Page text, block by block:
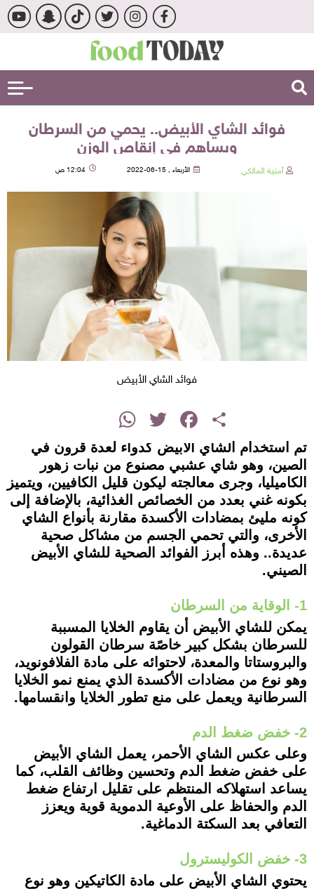
فوائد الشاي الأبيض.. يحمي من السرطان
ويساهم في إنقاص الوزن
أمنية المالكي الأربعاء , 15-06-2022 12:04 ص
فوائد الشاي الأبيض
Share
Facebook
Twitter
WhatsApp
تم استخدام الشاي الأبيض كدواء لعدة قرون في
الصين، وهو شاي عشبي مصنوع من نبات زهور
الكاميليا، وجرى معالجته ليكون قليل الكافيين، ويتميز
بكونه غني بعدد من الخصائص الغذائية، بالإضافة إلى
كونه مليئ بمضادات الأكسدة مقارنة بأنواع الشاي
الأخرى، والتي تحمي الجسم من مشاكل صحية
عديدة.. وهذه أبرز الفوائد الصحية للشاي الأبيض
الصيني.
1- الوقاية من السرطان
يمكن للشاي الأبيض أن يقاوم الخلايا المسببة
للسرطان بشكل كبير خاصًة سرطان القولون
والبروستاتا والمعدة، لاحتوائه على مادة الفلافونويد،
وهو نوع من مضادات الأكسدة الذي يمنع نمو الخلايا
السرطانية ويعمل على منع تطور الخلايا وانقسامها.
2- خفض ضغط الدم
وعلى عكس الشاي الأحمر، يعمل الشاي الأبيض
على خفض ضغط الدم وتحسين وظائف القلب، كما
يساعد استهلاكه المنتظم على تقليل ارتفاع ضغط
الدم والحفاظ على الأوعية الدموية قوية ويعزز
التعافي بعد السكتة الدماغية.
3- خفض الكوليسترول
يحتوي الشاي الأبيض على مادة الكاتيكين وهو نوع